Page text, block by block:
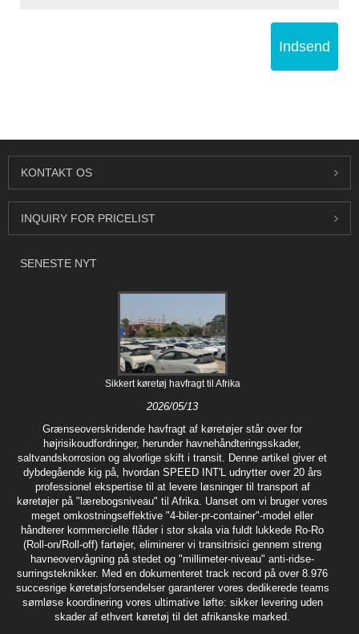
Indsend
KONTAKT OS
INQUIRY FOR PRICELIST
SENESTE NYT
Sikkert køretøj havfragt til Afrika
2026/05/13
Grænseoverskridende havfragt af køretøjer står over for
højrisikoudfordringer, herunder havnehåndteringsskader,
saltvandskorrosion og alvorlige skift i transit. Denne artikel giver et
dybdegående kig på, hvordan SPEED INT'L udnytter over 20 års
professionel ekspertise til at levere løsninger til transport af
køretøjer på "lærebogsniveau" til Afrika. Uanset om vi bruger vores
meget omkostningseffektive "4-biler-pr-container"-model eller
håndterer kommercielle flåder i stor skala via fuldt lukkede Ro-Ro
(Roll-on/Roll-off) fartøjer, eliminerer vi transitrisici gennem streng
havneovervågning på stedet og "millimeter-niveau" anti-ridse-
surringsteknikker. Med en dokumenteret track record på over 8.976
succesrige køretøjsforsendelser garanterer vores dedikerede teams
sømløse koordinering vores ultimative løfte: sikker levering uden
skader af ethvert køretøj til det afrikanske marked.